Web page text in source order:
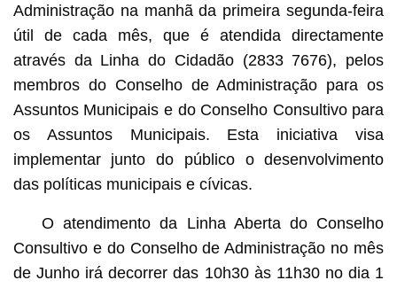
Administração na manhã da primeira segunda-feira
útil de cada mês, que é atendida directamente
através da Linha do Cidadão (2833 7676), pelos
membros do Conselho de Administração para os
Assuntos Municipais e do Conselho Consultivo para
os Assuntos Municipais. Esta iniciativa visa
implementar junto do público o desenvolvimento
das políticas municipais e cívicas.
O atendimento da Linha Aberta do Conselho
Consultivo e do Conselho de Administração no mês
de Junho irá decorrer das 10h30 às 11h30 no dia 1